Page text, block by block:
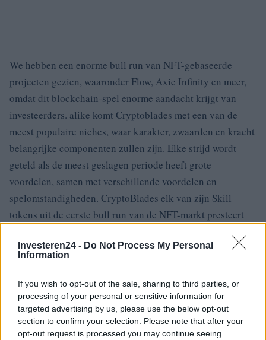
Investeren24 - Do Not Process My Personal
Information
If you wish to opt-out of the sale, sharing to third parties, or
processing of your personal or sensitive information for
targeted advertising by us, please use the below opt-out
section to confirm your selection. Please note that after your
opt-out request is processed you may continue seeing
We hebben een enorme bull run van NFT-gebaseerde
projecten gezien, waaronder Flow, Axie Infinity en meer,
omdat dit blockchain-spel enorme aandacht krijgt van
investeerders. alike komt Cryptoblades met een van de
meest populaire niches, waar karakter, zwaarden en kracht
belangrijke componenten zullen zijn. Elke strijd wordt
geteld als de meest geslagen periode heeft grote
voordelen, samen met verschillende voordelen en
spelomstandigheden. CryptoBlades elk van zijn Skill
tokens uit de eerste bull run van de NFT-markt presteert
overschreden en in de komende jaren mogelijk zal blijven
netwerk, omdat meerdere netwerken moeten worden
ondersteund om het project uit te breiden.De keuze voor
BSC aan het begin helpt het project zeker omdat het de
laagste transactiekosten voor elke bewerking in rekening